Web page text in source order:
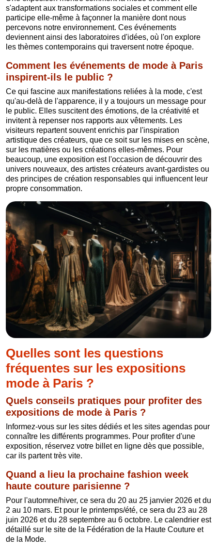
s'adaptent aux transformations sociales et comment elle
participe elle-même à façonner la manière dont nous
percevons notre environnement. Ces événements
deviennent ainsi des laboratoires d'idées, où l'on explore
les thèmes contemporains qui traversent notre époque.
Comment les événements de mode à Paris
inspirent-ils le public ?
Ce qui fascine aux manifestations reliées à la mode, c'est
qu'au-delà de l'apparence, il y a toujours un message pour
le public. Elles suscitent des émotions, de la créativité et
invitent à repenser nos rapports aux vêtements. Les
visiteurs repartent souvent enrichis par l'inspiration
artistique des créateurs, que ce soit sur les mises en scène,
sur les matières ou les créations elles-mêmes. Pour
beaucoup, une exposition est l'occasion de découvrir des
univers nouveaux, des artistes créateurs avant-gardistes ou
des principes de création responsables qui influencent leur
propre consommation.
Quelles sont les questions
fréquentes sur les expositions
mode à Paris ?
Quels conseils pratiques pour profiter des
expositions de mode à Paris ?
Informez-vous sur les sites dédiés et les sites agendas pour
connaître les différents programmes. Pour profiter d'une
exposition, réservez votre billet en ligne dès que possible,
car ils partent très vite.
Quand a lieu la prochaine fashion week
haute couture parisienne ?
Pour l'automne/hiver, ce sera du 20 au 25 janvier 2026 et du
2 au 10 mars. Et pour le printemps/été, ce sera du 23 au 28
juin 2026 et du 28 septembre au 6 octobre. Le calendrier est
détaillé sur le site de la Fédération de la Haute Couture et
de la Mode.